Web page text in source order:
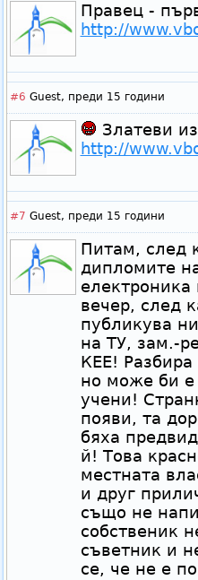
Правец -
http://
#6 Guest, преди 15 години
Златеви
http://
#7 Guest, преди 15 години
Питам, след
дипломите
вечер, след
публикува
на ТУ, зам.-
КЕЕ!
но може би е
учени!
появи, та
бяха
й! Това
местната
и друг
също не
собственик
съветник и
се, че не е